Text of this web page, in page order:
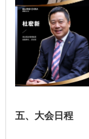
五、大会日程